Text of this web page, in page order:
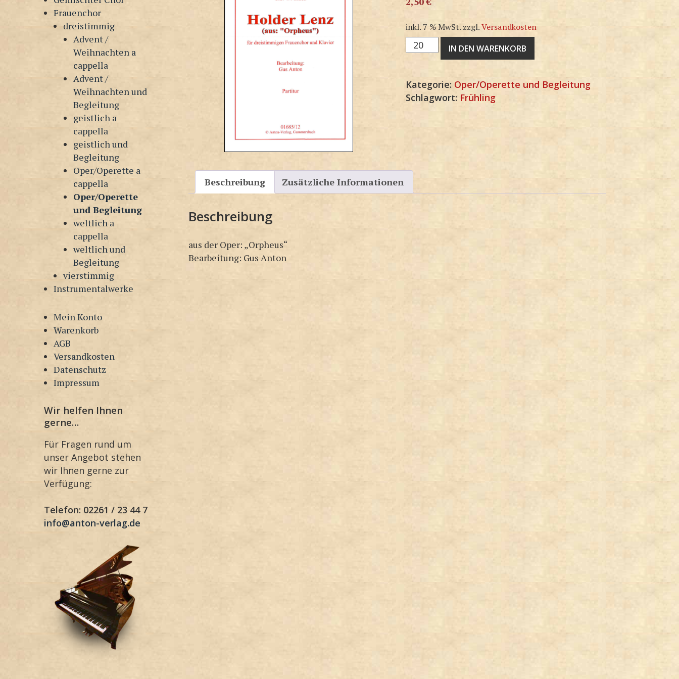
Frauenchor
dreistimmig
Advent /
Weihnachten a
cappella
Advent /
Weihnachten und
Begleitung
geistlich a
cappella
geistlich und
Begleitung
Oper/Operette a
cappella
Oper/Operette
und Begleitung
weltlich a
cappella
weltlich und
Begleitung
vierstimmig
Instrumentalwerke
Mein Konto
Warenkorb
AGB
Versandkosten
Datenschutz
Impressum
Wir helfen Ihnen
gerne…
Für Fragen rund um
unser Angebot stehen
wir Ihnen gerne zur
Verfügung:
Telefon: 02261 / 23 44 7
info@anton-verlag.de
inkl. 7 % MwSt. zzgl.Versandkosten
3F1685SP
Menge
IN DEN WARENKORB
Kategorie: Oper/Operette und Begleitung
Schlagwort: Frühling
Beschreibung Zusätzliche Informationen
Beschreibung
aus der Oper: „Orpheus“
Bearbeitung: Gus Anton